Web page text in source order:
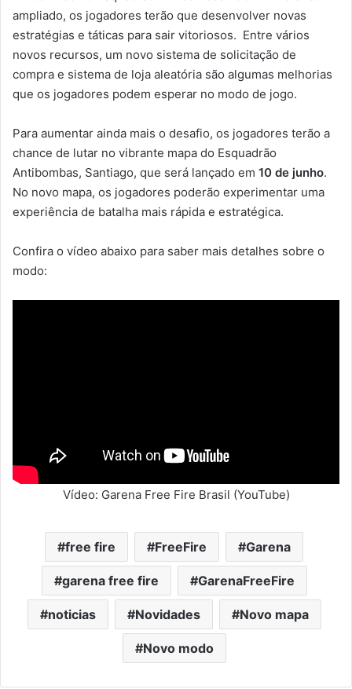
ampliado, os jogadores terão que desenvolver novas
estratégias e táticas para sair vitoriosos. Entre vários
novos recursos, um novo sistema de solicitação de
compra e sistema de loja aleatória são algumas melhorias
que os jogadores podem esperar no modo de jogo.
Para aumentar ainda mais o desafio, os jogadores terão a
chance de lutar no vibrante mapa do Esquadrão
Antibombas, Santiago, que será lançado em 10 de junho.
No novo mapa, os jogadores poderão experimentar uma
experiência de batalha mais rápida e estratégica.
Confira o vídeo abaixo para saber mais detalhes sobre o
modo:
Vídeo: Garena Free Fire Brasil (YouTube)
free fire FreeFire Garena
garena free fire GarenaFreeFire
noticias Novidades Novo mapa
Novo modo